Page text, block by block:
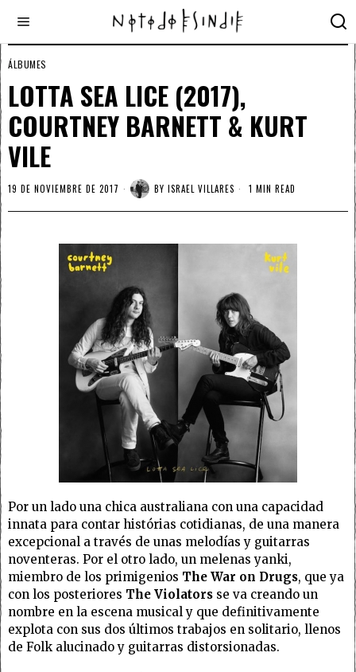
ÁLBUMES
LOTTA SEA LICE (2017),
COURTNEY BARNETT & KURT
VILE
19 DE NOVIEMBRE DE 2017 BY ISRAEL VILLARES 1 MIN READ
Por un lado una chica australiana con una capacidad
innata para contar histórias cotidianas, de una manera
excepcional a través de unas melodías y guitarras
noventeras. Por el otro lado, un melenas yanki,
miembro de los primigenios The War on Drugs, que ya
con los posteriores The Violators se va creando un
nombre en la escena musical y que definitivamente
explota con sus dos últimos trabajos en solitario, llenos
de Folk alucinado y guitarras distorsionadas.